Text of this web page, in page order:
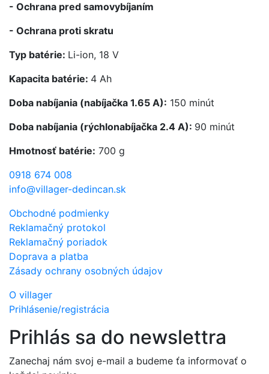
- Ochrana pred samovybíjaním
- Ochrana proti skratu
Typ batérie: Li-ion, 18 V
Kapacita batérie: 4 Ah
Doba nabíjania (nabíjačka 1.65 A): 150 minút
Doba nabíjania (rýchlonabíjačka 2.4 A): 90 minút
Hmotnosť batérie: 700 g
0918 674 008
info@villager-dedincan.sk
Obchodné podmienky
Reklamačný protokol
Reklamačný poriadok
Doprava a platba
Zásady ochrany osobných údajov
O villager
Prihlásenie/registrácia
Prihlás sa do newslettra
Zanechaj nám svoj e-mail a budeme ťa informovať o